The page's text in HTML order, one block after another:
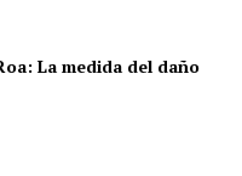
La medida del daño